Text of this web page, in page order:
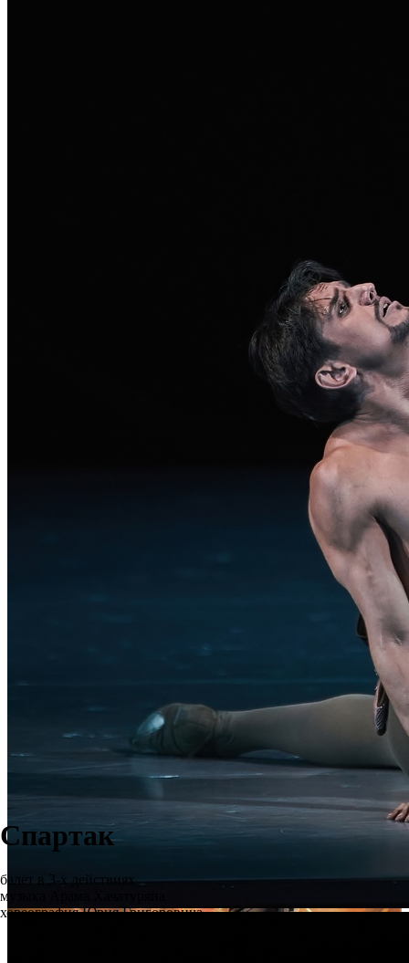
Спартак
балет в 3-х действиях
музыка Арама Хачатуряна
хореография Юрия Григоровича